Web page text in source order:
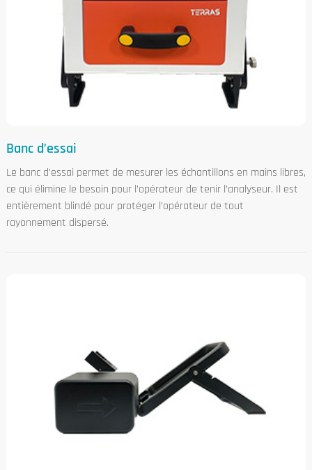
Banc d’essai
Le banc d’essai permet de mesurer les échantillons en mains libres,
ce qui élimine le besoin pour l’opérateur de tenir l’analyseur. Il est
entièrement blindé pour protéger l’opérateur de tout
rayonnement dispersé.